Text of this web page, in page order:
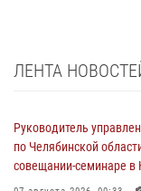
ЛЕНТА
Руководитель
по Челябинской
совещании-семинаре